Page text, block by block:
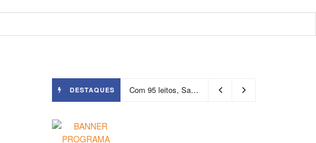
DESTAQUES Com 95 leitos, Salvador ganha hospital focado em transição de cuidados